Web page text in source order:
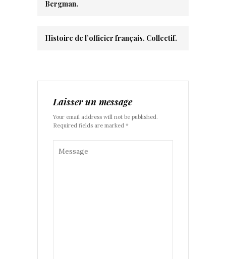
Bergman.
Histoire de l’officier français. Collectif.
Laisser un message
Your email address will not be published.
Required fields are marked *